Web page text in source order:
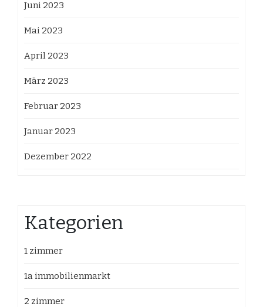
Juni 2023
Mai 2023
April 2023
März 2023
Februar 2023
Januar 2023
Dezember 2022
Kategorien
1 zimmer
1a immobilienmarkt
2 zimmer